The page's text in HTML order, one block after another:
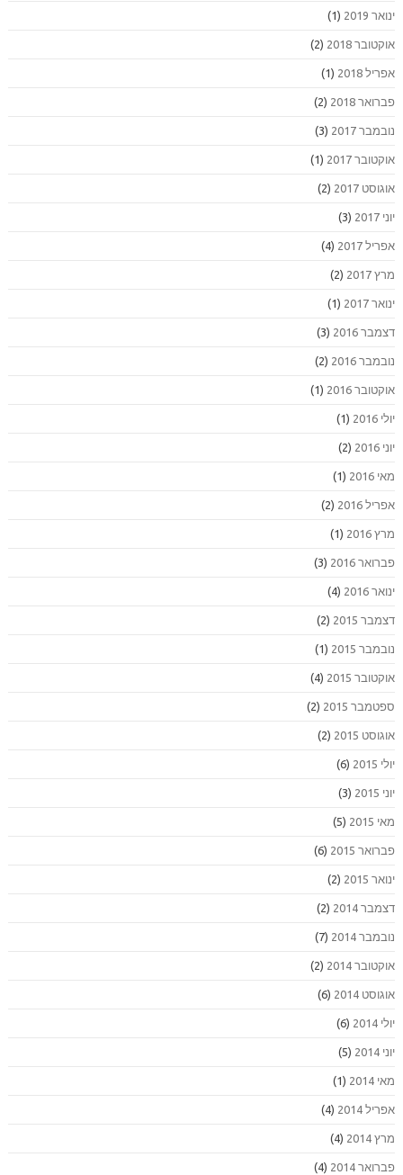
ינואר 2019 (1)
אוקטובר 2018 (2)
אפריל 2018 (1)
פברואר 2018 (2)
נובמבר 2017 (3)
אוקטובר 2017 (1)
אוגוסט 2017 (2)
יוני 2017 (3)
אפריל 2017 (4)
מרץ 2017 (2)
ינואר 2017 (1)
דצמבר 2016 (3)
נובמבר 2016 (2)
אוקטובר 2016 (1)
יולי 2016 (1)
יוני 2016 (2)
מאי 2016 (1)
אפריל 2016 (2)
מרץ 2016 (1)
פברואר 2016 (3)
ינואר 2016 (4)
דצמבר 2015 (2)
נובמבר 2015 (1)
אוקטובר 2015 (4)
ספטמבר 2015 (2)
אוגוסט 2015 (2)
יולי 2015 (6)
יוני 2015 (3)
מאי 2015 (5)
פברואר 2015 (6)
ינואר 2015 (2)
דצמבר 2014 (2)
נובמבר 2014 (7)
אוקטובר 2014 (2)
אוגוסט 2014 (6)
יולי 2014 (6)
יוני 2014 (5)
מאי 2014 (1)
אפריל 2014 (4)
מרץ 2014 (4)
פברואר 2014 (4)